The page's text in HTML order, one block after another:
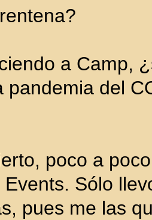
a Camp,
pandemia del
poco a
Events. Sólo
pues me las